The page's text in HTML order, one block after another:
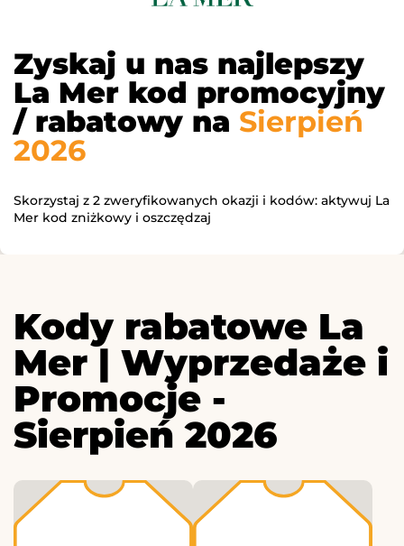
Zyskaj u nas najlepszy
La Mer kod promocyjny
/ rabatowy na Sierpień
2026
Skorzystaj z 2 zweryfikowanych okazji i kodów: aktywuj La
Mer kod zniżkowy i oszczędzaj
Kody rabatowe La
Mer | Wyprzedaże i
Promocje -
Sierpień 2026